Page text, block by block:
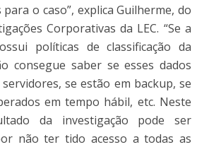
o caso”, explica Guilherme, do
Corporativas da LEC. “Se a
políticas de classificação da
consegue saber se esses dados
se estão em backup, se
em tempo hábil, etc. Neste
da investigação pode ser
não ter tido acesso a todas as